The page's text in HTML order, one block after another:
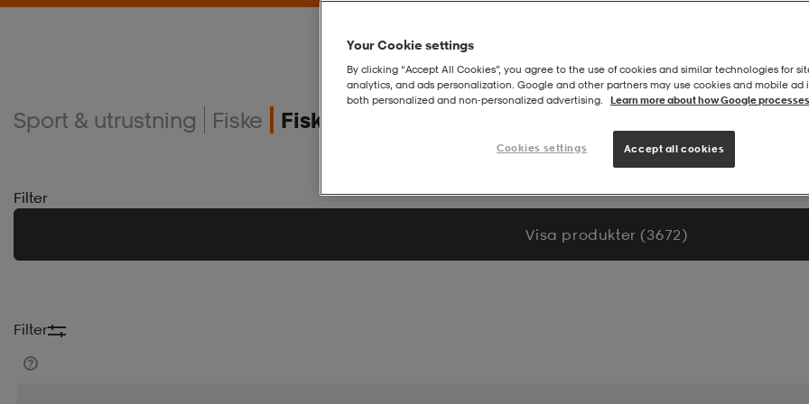
Sport & utrustning Fiske Fiskedrag
Filter
Visa produkter (3 672)
Filter
Your Cookie settings
By clicking “Accept All Cookies”, you agree to the use of cookies and similar technologies for
analytics, and ads personalization. Google and other partners may use cookies and mobile ad
both personalized and non‑personalized advertising.
Learn more about how Google
Cookies settings Accept all cookies